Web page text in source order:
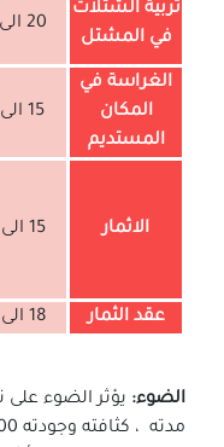
تربية الشتلات
في المشتل
20 الى 25
الغراسة في
المكان
المستديم
15 الى 18
الاثمار 15 الى 20
عقد الثمار 18 الى 20
الضوء: يؤثر الضوء على